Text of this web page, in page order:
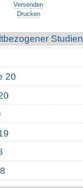
Versenden
Drucken
20